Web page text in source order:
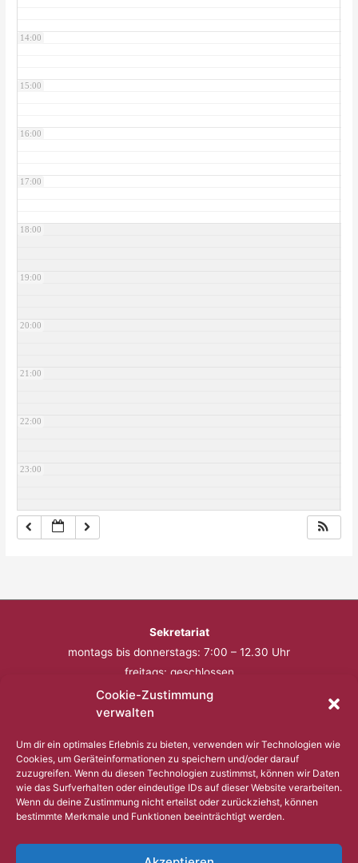
Cookie-Zustimmung
verwalten
Um dir ein optimales Erlebnis zu bieten, verwenden wir Technologien wie
Cookies, um Geräteinformationen zu speichern und/oder darauf
zuzugreifen. Wenn du diesen Technologien zustimmst, können wir Daten
wie das Surfverhalten oder eindeutige IDs auf dieser Website verarbeiten.
Wenn du deine Zustimmung nicht erteilst oder zurückziehst, können
bestimmte Merkmale und Funktionen beeinträchtigt werden.
14:00
15:00
16:00
17:00
18:00
19:00
20:00
21:00
22:00
23:00
Sekretariat
montags bis donnerstags: 7:00 – 12.30 Uhr
freitags: geschlossen
Telefon: 0201 – 57 17 430
Bitte nutzen Sie außerhalb der Öffnungszeiten den
Anrufbeantworter.